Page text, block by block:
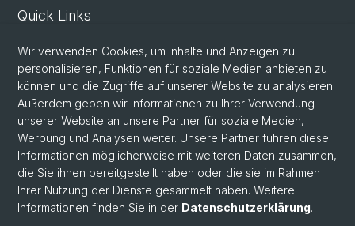
Quick Links
Vorlesungsverzeichnis
Raumtool Universität Basel
Social Media
Instagram
Wir verwenden Cookies, um Inhalte und Anzeigen zu
personalisieren, Funktionen für soziale Medien anbieten zu
können und die Zugriffe auf unserer Website zu analysieren.
Außerdem geben wir Informationen zu Ihrer Verwendung
unserer Website an unsere Partner für soziale Medien,
Werbung und Analysen weiter. Unsere Partner führen diese
Informationen möglicherweise mit weiteren Daten zusammen,
die Sie ihnen bereitgestellt haben oder die sie im Rahmen
Ihrer Nutzung der Dienste gesammelt haben. Weitere
Informationen finden Sie in der Datenschutzerklärung.